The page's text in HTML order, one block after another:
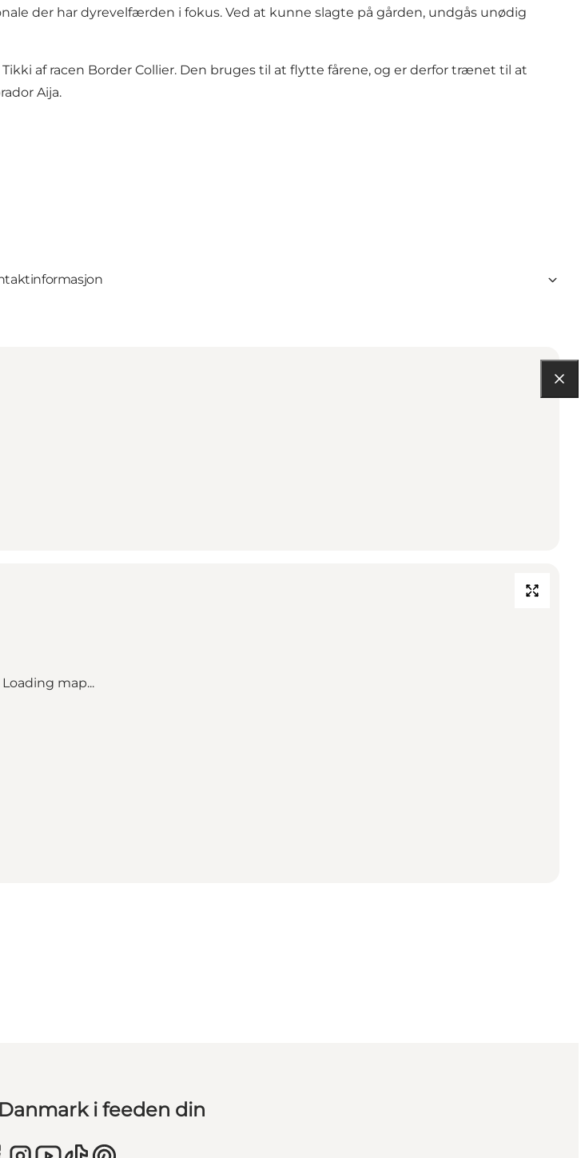
der har dyrevelfærden i fokus. Ved at kunne slagte på gården, undgås unødig
af racen Border Collier. Den bruges til at flytte fårene, og er derfor trænet til at
Aija.
Loading map...
i feeden din